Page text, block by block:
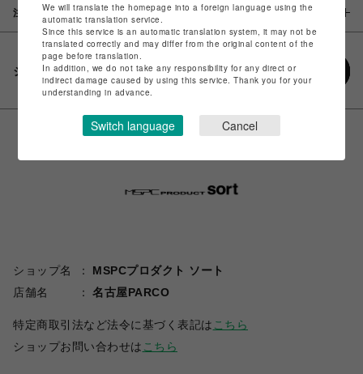
注意事項
シェアする
ショップ名
MSPCプロダクト ソート
店舗名
名古屋PARCO
特定商取引法など法令に基づく表記は こちら
ショップお問い合わせは こちら
We will translate the homepage into a foreign language using the
automatic translation service.
Since this service is an automatic translation system, it may not be
translated correctly and may differ from the original content of the
page before translation.
In addition, we do not take any responsibility for any direct or
indirect damage caused by using this service. Thank you for your
understanding in advance.
Switch language Cancel